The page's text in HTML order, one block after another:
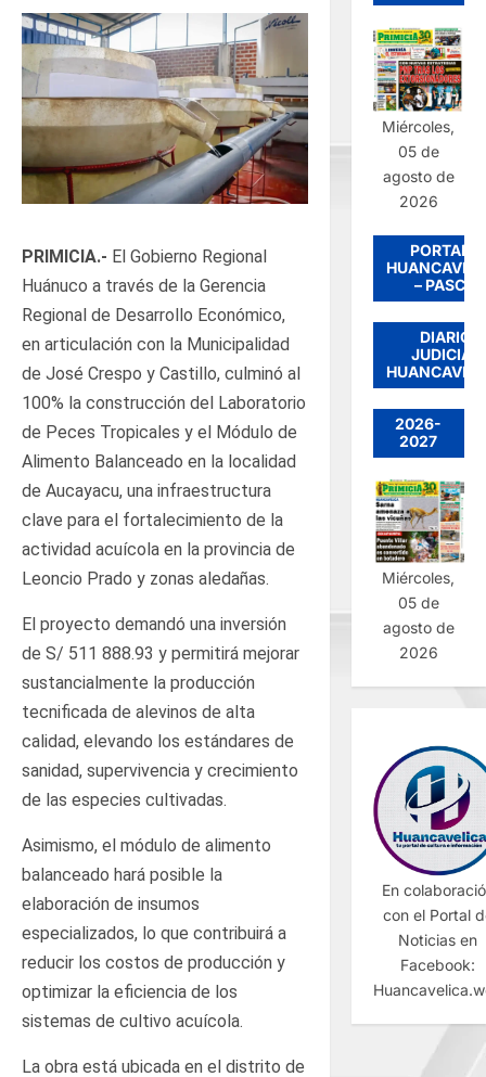
PRIMICIA.- El Gobierno Regional
Huánuco a través de la Gerencia
Regional de Desarrollo Económico,
en articulación con la Municipalidad
de José Crespo y Castillo, culminó al
100% la construcción del Laboratorio
de Peces Tropicales y el Módulo de
Alimento Balanceado en la localidad
de Aucayacu, una infraestructura
clave para el fortalecimiento de la
actividad acuícola en la provincia de
Leoncio Prado y zonas aledañas.
El proyecto demandó una inversión
de S/ 511 888.93 y permitirá mejorar
sustancialmente la producción
tecnificada de alevinos de alta
calidad, elevando los estándares de
sanidad, supervivencia y crecimiento
de las especies cultivadas.
Asimismo, el módulo de alimento
balanceado hará posible la
elaboración de insumos
especializados, lo que contribuirá a
reducir los costos de producción y
optimizar la eficiencia de los
sistemas de cultivo acuícola.
La obra está ubicada en el distrito de
Miércoles,
05 de
agosto de
2026
PORTADA
– PASCO
DIARIO
JUDICIAL
2026-
2027
Miércoles,
05 de
agosto de
2026
En
con el Portal
Noticias en
Facebook: